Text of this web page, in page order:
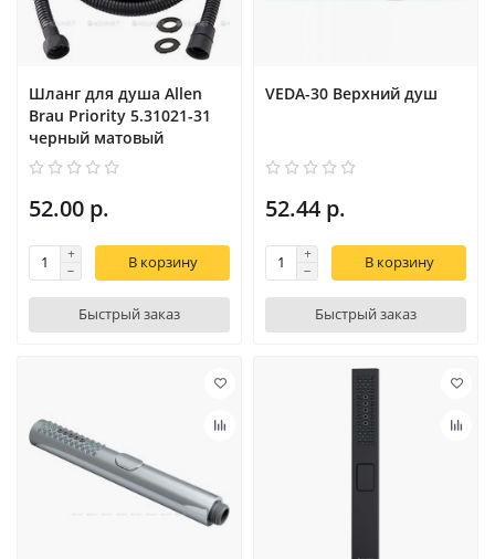
Шланг для душа Allen
Brau Priority 5.31021-31
черный матовый
52.00 р.
В корзину
Быстрый заказ
VEDA-30 Верхний душ
52.44 р.
В корзину
Быстрый заказ